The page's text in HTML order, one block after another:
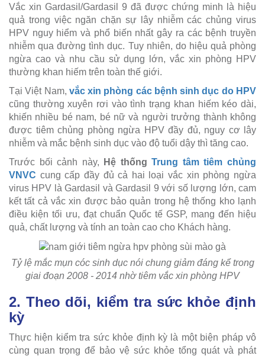
Vắc xin Gardasil/Gardasil 9 đã được chứng minh là hiệu
quả trong việc ngăn chặn sự lây nhiễm các chủng virus
HPV nguy hiểm và phổ biến nhất gây ra các bệnh truyền
nhiễm qua đường tình dục. Tuy nhiên, do hiệu quả phòng
ngừa cao và nhu cầu sử dụng lớn, vắc xin phòng HPV
thường khan hiếm trên toàn thế giới.
Tại Việt Nam, vắc xin phòng các bệnh sinh dục do HPV
cũng thường xuyên rơi vào tình trạng khan hiếm kéo dài,
khiến nhiều bé nam, bé nữ và người trưởng thành không
được tiêm chủng phòng ngừa HPV đầy đủ, nguy cơ lây
nhiễm và mắc bệnh sinh dục vào độ tuổi dậy thì tăng cao.
Trước bối cảnh này,
Hệ thốngTrung tâm tiêm chủng
VNVC cung cấp đầy đủ cả hai loại vắc xin phòng ngừa
virus HPV là Gardasil và Gardasil 9 với số lượng lớn, cam
kết tất cả vắc xin được bảo quản trong hệ thống kho lạnh
điều kiện tối ưu, đạt chuẩn Quốc tế GSP, mang đến hiệu
quả, chất lượng và tính an toàn cao cho Khách hàng.
Tỷ lệ mắc mụn cóc sinh dục nói chung giảm đáng kể trong
giai đoạn 2008 - 2014 nhờ tiêm vắc xin phòng HPV
2. Theo dõi, kiểm tra sức khỏe định
kỳ
Thực hiện kiểm tra sức khỏe định kỳ là một biện pháp vô
cùng quan trọng để bảo vệ sức khỏe tổng quát và phát